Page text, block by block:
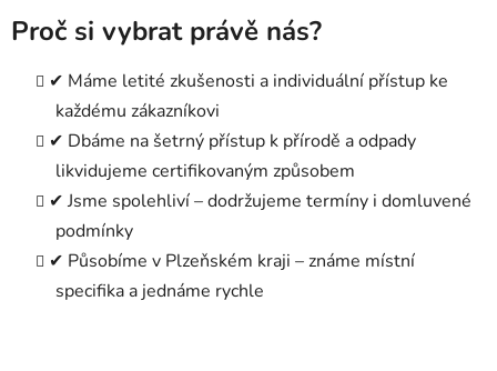
Proč si vybrat právě nás?
✔ Máme letité zkušenosti a individuální přístup ke
každému zákazníkovi
✔ Dbáme na šetrný přístup k přírodě a odpady
likvidujeme certifikovaným způsobem
✔ Jsme spolehliví – dodržujeme termíny i domluvené
podmínky
✔ Působíme v Plzeňském kraji – známe místní
specifika a jednáme rychle